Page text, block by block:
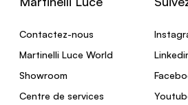
Contactez-nous
Martinelli Luce World
Showroom
Centre de services